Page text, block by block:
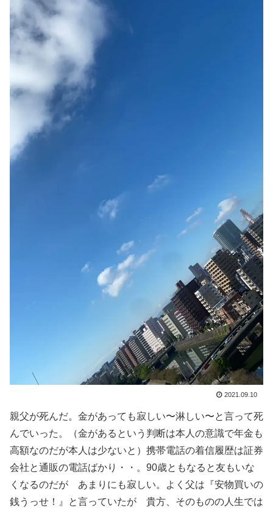
2021.09.10
親父が死んだ。金があっても寂しい〜淋しい〜と言って死
んでいった。（金があるという判断は本人の意識で年金も
高額なのだが本人は少ないと）携帯電話の着信履歴は証券
会社と通販の電話ばかり・・。90歳ともなると友もいな
くなるのだが あまりにも寂しい。よく父は『安物買いの
銭うっせ！』と言っていたが 貴方、そのものの人生では